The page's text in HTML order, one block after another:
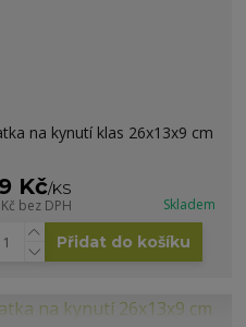
na kynutí klas 26x13x9 cm
Kč/KS
bez DPH Skladem
Přidat do košíku